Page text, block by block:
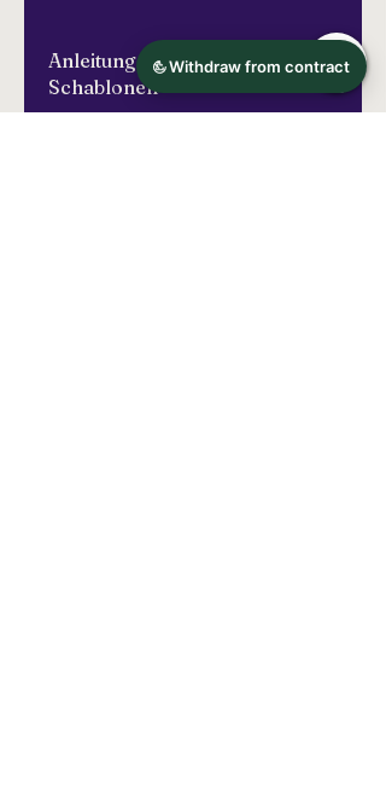
Anleitung und info für die
Schablonen